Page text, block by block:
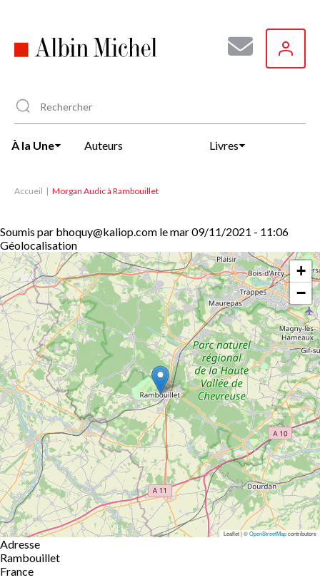
principal
À la Une Auteurs Livres
Accueil Morgan Audic à Rambouillet
Soumis par bhoquy@kaliop.com lemar 09/11/2021 - 11:06
Géolocalisation
+
−
Leaflet | ©OpenStreetMapcontributors
Adresse
Rambouillet
France